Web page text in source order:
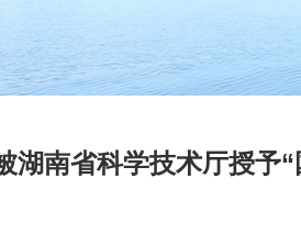
湖南省科学技术厅授予